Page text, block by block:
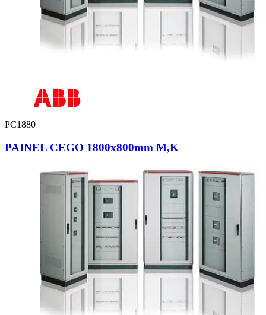
PC1880
PAINEL CEGO 1800x800mm M,K